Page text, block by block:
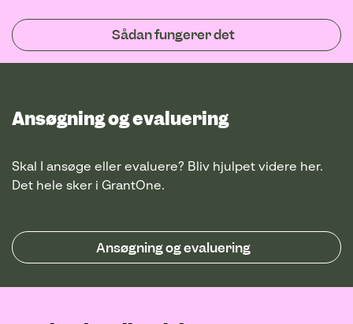
Sådan fungerer det
Ansøgning og evaluering
Skal I ansøge eller evaluere? Bliv hjulpet videre her.
Det hele sker i GrantOne.
Ansøgning og evaluering